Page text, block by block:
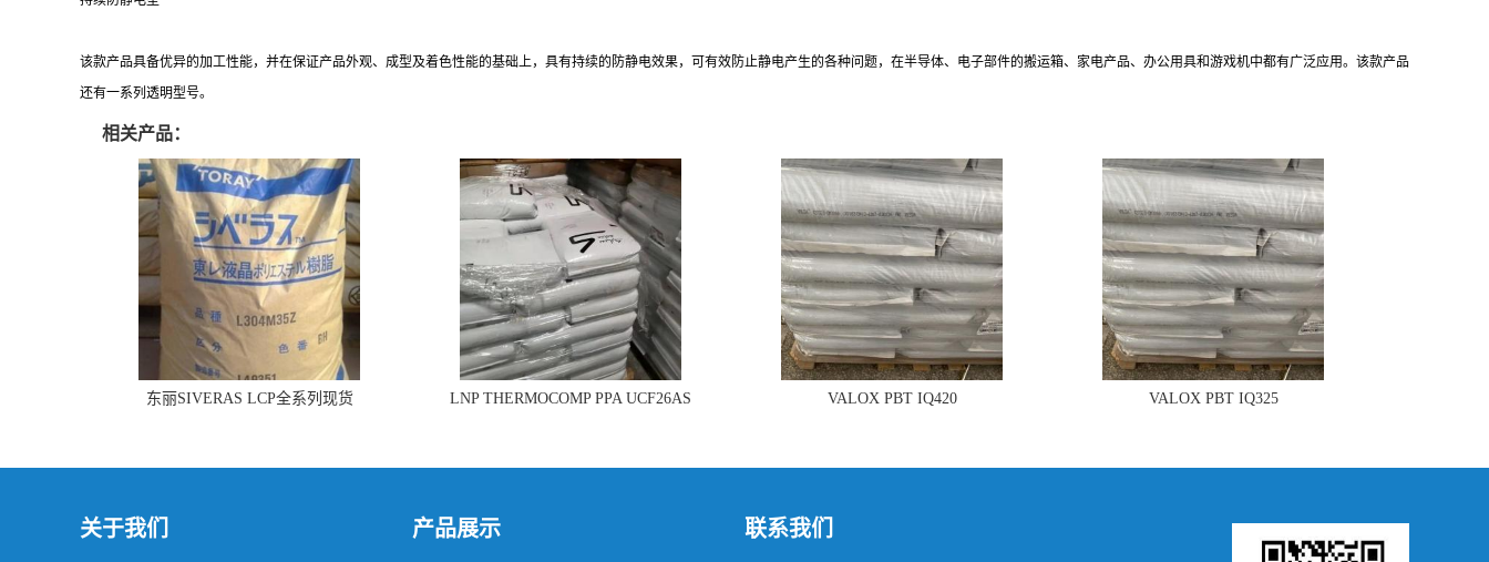
该款产品具备优异的加工性能，并在保证产品外观、成型及着色性能的基础上，具有持续的防静电效果，可有效防止静电产生的各种问题，在半导体、电子部件的搬运箱、家电产品、办公用具和游戏机中都有广泛应用。该款产品
还有一系列透明型号。
相关产品：
东丽SIVERAS LCP全系列现货 LNP THERMOCOMP PPA UCF26AS VALOX PBT IQ420 VALOX PBT IQ325
关于我们 产品展示 联系我们